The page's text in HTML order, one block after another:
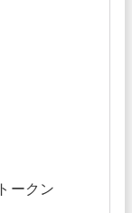
トークン